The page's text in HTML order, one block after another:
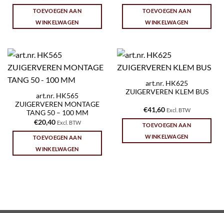
TOEVOEGEN AAN
WINKELWAGEN
TOEVOEGEN AAN
WINKELWAGEN
art.nr. HK565
ZUIGERVEREN MONTAGE
TANG 50 – 100 MM
€20,40 Excl. BTW
TOEVOEGEN AAN
WINKELWAGEN
art.nr. HK625
ZUIGERVEREN KLEM BUS
€41,60 Excl. BTW
TOEVOEGEN AAN
WINKELWAGEN